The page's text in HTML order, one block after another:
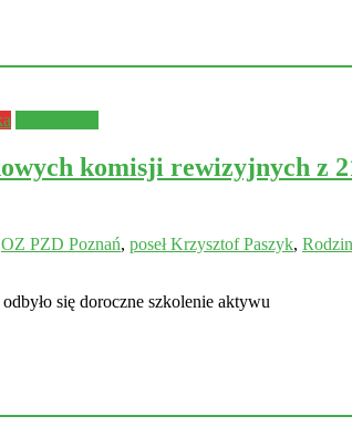
komisji rewizyjnych z
OZ PZD Poznań, poseł Krzysztof Paszyk,
się doroczne szkolenie aktywu